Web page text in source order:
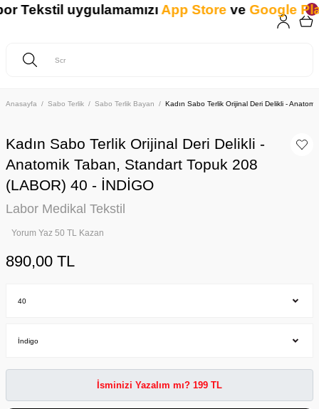
Anasayfa Sabo Terlik Sabo Terlik Bayan Kadın Sabo Terlik Orijinal Deri Delikli -
Kadın Sabo Terlik Orijinal Deri Delikli -
Anatomik Taban, Standart Topuk 208
(LABOR) 40 - İNDİGO
Labor Medikal Tekstil
Yorum Yaz 50 TL Kazan
890,00 TL
İsminizi Yazalım mı? 199 TL
uygulamamızıApp StoreveGoogle Play